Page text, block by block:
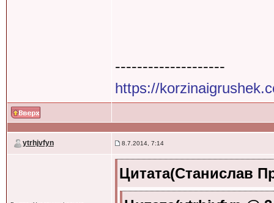
--------------------
https://
ytrhjvfyn 8.7.2014, 7:14
Цитата(Станислав